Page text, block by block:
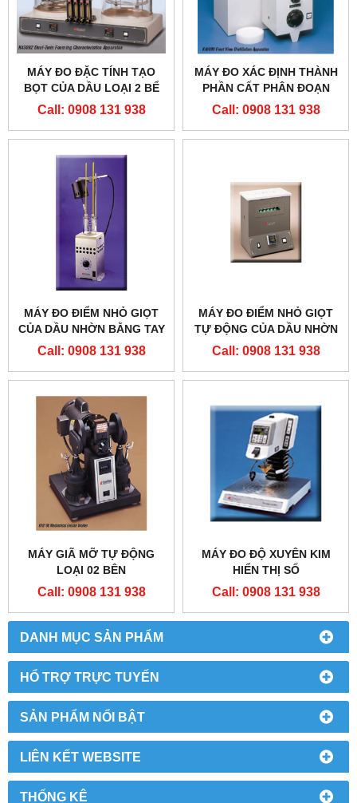
DANH MỤC SẢN PHẨM
HỔ TRỢ TRỰC TUYẾN
SẢN PHẨM NỔI BẬT
LIÊN KẾT WEBSITE
THỐNG KÊ
MÁY ĐO ĐẶC TÍNH TẠO
BỌT CỦA DẦU LOẠI 2 BỂ
Call: 0908 131 938
MÁY ĐO XÁC ĐỊNH THÀNH
PHẦN CẤT PHÂN ĐOẠN
Call: 0908 131 938
MÁY ĐO ĐIỂM NHỎ GIỌT
CỦA DẦU NHỜN BẰNG TAY
Call: 0908 131 938
MÁY ĐO ĐIỂM NHỎ GIỌT
TỰ ĐỘNG CỦA DẦU NHỜN
Call: 0908 131 938
MÁY GIÃ MỠ TỰ ĐỘNG
LOẠI 02 BÊN
Call: 0908 131 938
MÁY ĐO ĐỘ XUYÊN KIM
HIỂN THỊ SỐ
Call: 0908 131 938